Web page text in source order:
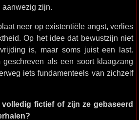
zijn.
neer op existentiële angst, verlies
Op het idee dat bewustzijn niet
is, maar soms juist een last.
als een soort klaagzang
iets fundamenteels van zichzelf
fictief of zijn ze gebaseerd